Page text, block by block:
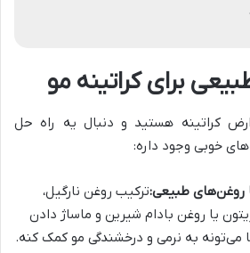
برای کراتینه مو
کراتینه هستید و دنبال یه راه حل
خوبی وجود داره:
روغن‌های طبیعی:ترکیب روغن نارگیل،
یا روغن بادام شیرین و ماساژ دادن
می‌تونه به نرمی و درخشندگی مو کمک کنه.